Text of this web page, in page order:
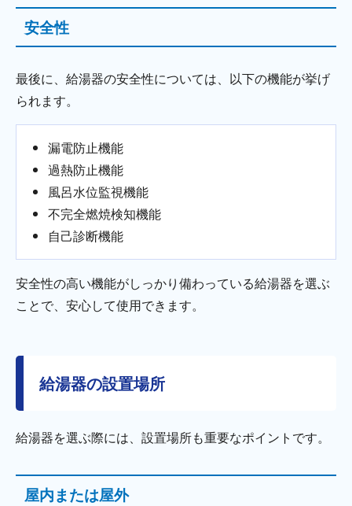
安全性
最後に、給湯器の安全性については、以下の機能が挙げ
られます。
漏電防止機能
過熱防止機能
風呂水位監視機能
不完全燃焼検知機能
自己診断機能
安全性の高い機能がしっかり備わっている給湯器を選ぶ
ことで、安心して使用できます。
給湯器の設置場所
給湯器を選ぶ際には、設置場所も重要なポイントです。
屋内または屋外